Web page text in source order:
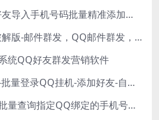
虎妞微信自动加好友导入手机号码批量精准添加客户售营销软件微商工具
伯勒邮件群发机破解版-邮件群发，QQ邮件群发，邮件群发软件，伯乐邮件群发工具，邮件群发器
统QQ好友群发营销软件
虎妞QQ营销软件-批量登录QQ挂机-添加好友-自动加群-群发消息-临时会话
虎妞QQ号归属地批量查询指定QQ绑定的手机号软件